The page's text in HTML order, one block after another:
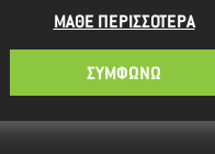
ΜΑΘΕ ΠΕΡΙΣΣΟΤΕΡΑ
ΣΥΜΦΩΝΩ
34.2
ΤΟΝΟΥΣ
ΩΦΕΛΙΜΟ ΦΟΡΤΙΟ
5.0